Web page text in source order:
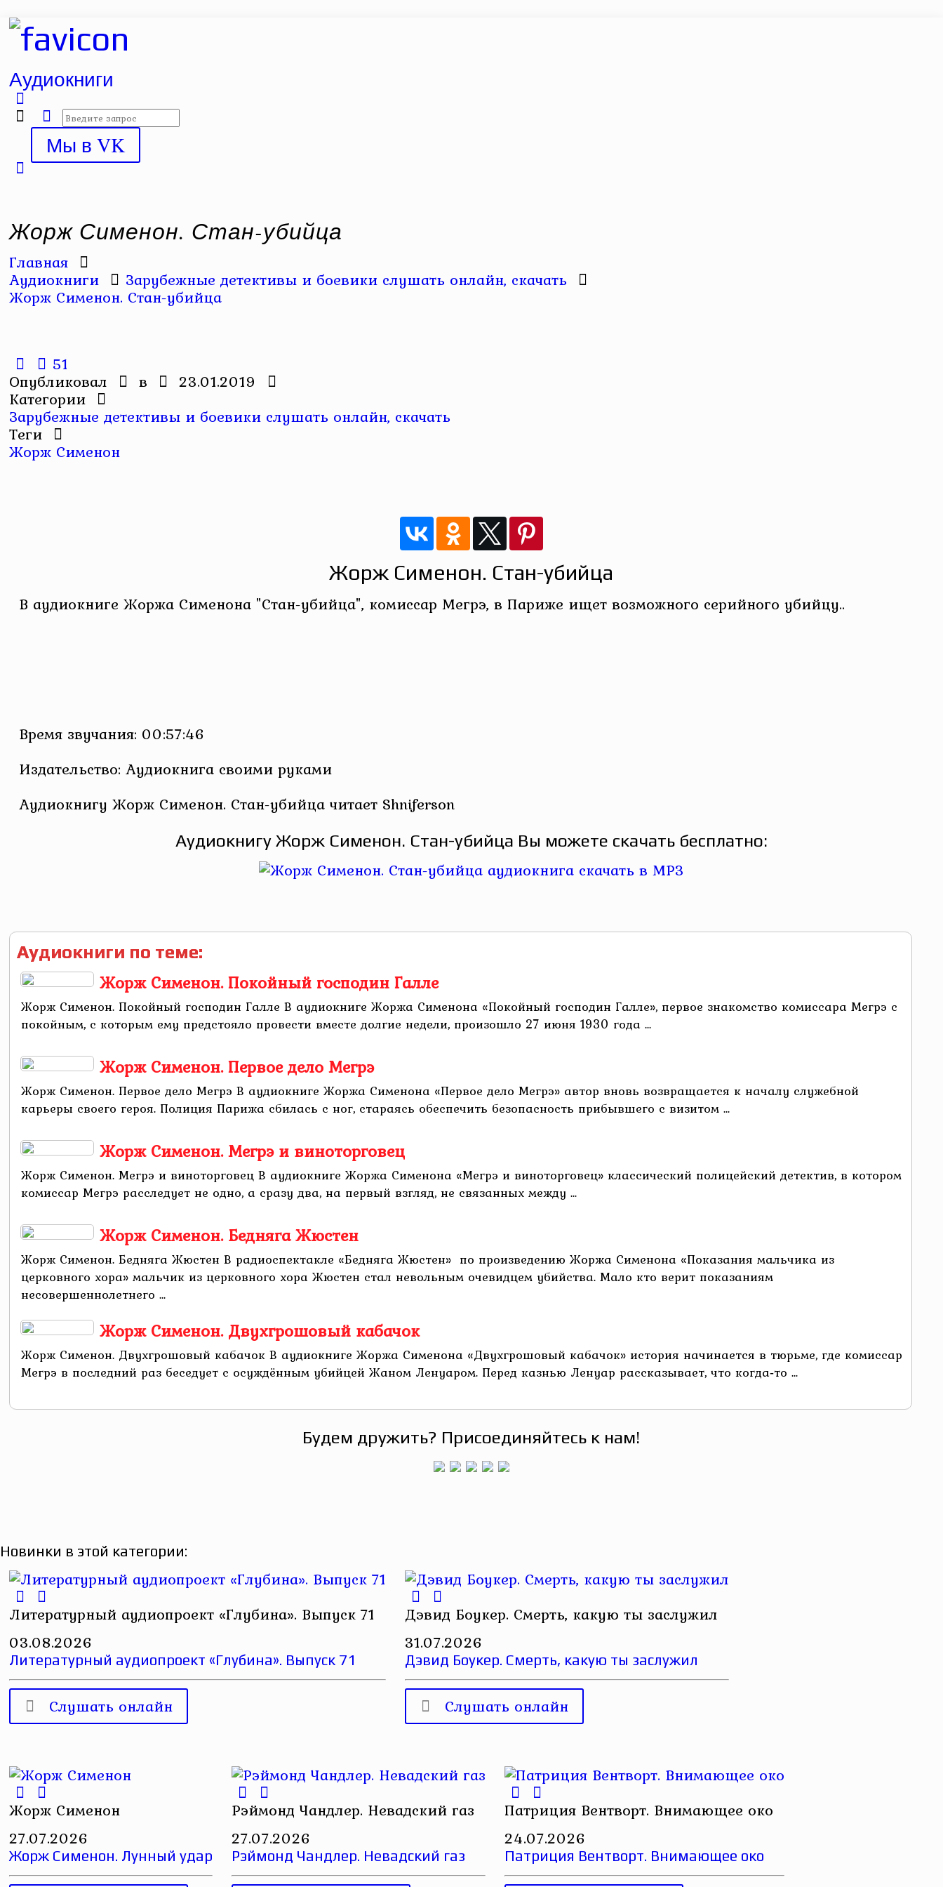
Аудиокниги
Мы в VK
Жорж Сименон. Стан-убийца
Главная
Аудиокниги Зарубежные детективы и боевики слушать онлайн, скачать
Жорж Сименон. Стан-убийца
51
Опубликовал в 23.01.2019
Категории
Зарубежные детективы и боевики слушать онлайн, скачать
Теги
Жорж Сименон
Жорж Сименон. Стан-убийца
В аудиокниге Жоржа Сименона "Стан-убийца", комиссар Мегрэ, в Париже ищет возможного серийного убийцу..
Время звучания: 00:57:46
Издательство: Аудиокнига своими руками
Аудиокнигу Жорж Сименон. Стан-убийца читает Shniferson
Аудиокнигу Жорж Сименон. Стан-убийца Вы можете скачать бесплатно:
Аудиокниги по теме:
Жорж Сименон. Покойный господин Галле
Жорж Сименон. Покойный господин Галле В аудиокниге Жоржа Сименона «Покойный господин Галле», первое знакомство комиссара Мегрэ с
покойным, с которым ему предстояло провести вместе долгие недели, произошло 27 июня 1930 года ...
Жорж Сименон. Первое дело Мегрэ
Жорж Сименон. Первое дело Мегрэ В аудиокниге Жоржа Сименона «Первое дело Мегрэ» автор вновь возвращается к началу служебной
карьеры своего героя. Полиция Парижа сбилась с ног, стараясь обеспечить безопасность прибывшего с визитом ...
Жорж Сименон. Мегрэ и виноторговец
Жорж Сименон. Мегрэ и виноторговец В аудиокниге Жоржа Сименона «Мегрэ и виноторговец» классический полицейский детектив, в котором
комиссар Мегрэ расследует не одно, а сразу два, на первый взгляд, не связанных между ...
Жорж Сименон. Бедняга Жюстен
Жорж Сименон. Бедняга Жюстен В радиоспектакле «Бедняга Жюстен» по произведению Жоржа Сименона «Показания мальчика из
церковного хора» мальчик из церковного хора Жюстен стал невольным очевидцем убийства. Мало кто верит показаниям
несовершеннолетнего ...
Жорж Сименон. Двухгрошовый кабачок
Жорж Сименон. Двухгрошовый кабачок В аудиокниге Жоржа Сименона «Двухгрошовый кабачок» история начинается в тюрьме, где комиссар
Мегрэ в последний раз беседует с осуждённым убийцей Жаном Ленуаром. Перед казнью Ленуар рассказывает, что когда‑то ...
Будем дружить? Присоединяйтесь к нам!
Новинки в этой категории:
Литературный аудиопроект «Глубина». Выпуск 71
03.08.2026
Литературный аудиопроект «Глубина». Выпуск 71
Слушать онлайн
Дэвид Боукер. Смерть, какую ты заслужил
31.07.2026
Дэвид Боукер. Смерть, какую ты заслужил
Слушать онлайн
Жорж Сименон
27.07.2026
Жорж Сименон. Лунный удар
Рэймонд Чандлер. Невадский газ
27.07.2026
Рэймонд Чандлер. Невадский газ
Патриция Вентворт. Внимающее око
24.07.2026
Патриция Вентворт. Внимающее око